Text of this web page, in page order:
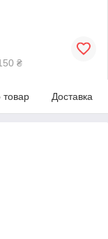
₴
товар Доставка